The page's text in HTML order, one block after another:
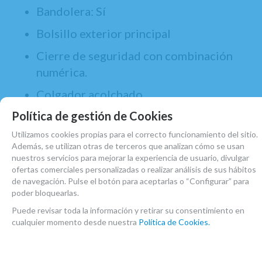
Bandolera: Sí
Bolsillo exterior principal
Cierre de seguridad con combinación
numérica.
Colgador acolchado
Compartimentos interiores: Sí
Cremallera:YKK (Altísima calidad)
Dimensiones:20x72x13 cms.
Enganche: De alta seguridad con
mosquetón de apertura.
Interior: Rizo foamizado
Política de gestión de Cookies
Utilizamos cookies propias para el correcto funcionamiento del sitio.
Además, se utilizan otras de terceros que analizan cómo se usan
nuestros servicios para mejorar la experiencia de usuario, divulgar
ofertas comerciales personalizadas o realizar análisis de sus hábitos
de navegación. Pulse el botón para aceptarlas o “Configurar” para
poder bloquearlas.
Puede revisar toda la información y retirar su consentimiento en
cualquier momento desde nuestra Política de Cookies.